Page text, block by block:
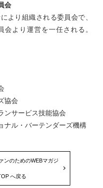
会
より組織される委員会で、
より運営を一任される。
協会
ンサービス技能協会
ナル・バーテンダーズ機構
ンのためのWEBマガジ
へ戻る